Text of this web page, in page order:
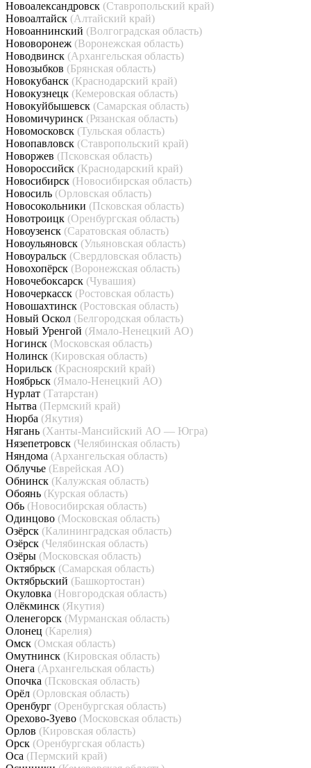
Новоалександровск (Ставропольский край)
Новоалтайск (Алтайский край)
Новоаннинский (Волгоградская область)
Нововоронеж (Воронежская область)
Новодвинск (Архангельская область)
Новозыбков (Брянская область)
Новокубанск (Краснодарский край)
Новокузнецк (Кемеровская область)
Новокуйбышевск (Самарская область)
Новомичуринск (Рязанская область)
Новомосковск (Тульская область)
Новопавловск (Ставропольский край)
Новоржев (Псковская область)
Новороссийск (Краснодарский край)
Новосибирск (Новосибирская область)
Новосиль (Орловская область)
Новосокольники (Псковская область)
Новотроицк (Оренбургская область)
Новоузенск (Саратовская область)
Новоульяновск (Ульяновская область)
Новоуральск (Свердловская область)
Новохопёрск (Воронежская область)
Новочебоксарск (Чувашия)
Новочеркасск (Ростовская область)
Новошахтинск (Ростовская область)
Новый Оскол (Белгородская область)
Новый Уренгой (Ямало-Ненецкий АО)
Ногинск (Московская область)
Нолинск (Кировская область)
Норильск (Красноярский край)
Ноябрьск (Ямало-Ненецкий АО)
Нурлат (Татарстан)
Нытва (Пермский край)
Нюрба (Якутия)
Нягань (Ханты-Мансийский АО — Югра)
Нязепетровск (Челябинская область)
Няндома (Архангельская область)
Облучье (Еврейская АО)
Обнинск (Калужская область)
Обоянь (Курская область)
Обь (Новосибирская область)
Одинцово (Московская область)
Озёрск (Калининградская область)
Озёрск (Челябинская область)
Озёры (Московская область)
Октябрьск (Самарская область)
Октябрьский (Башкортостан)
Окуловка (Новгородская область)
Олёкминск (Якутия)
Оленегорск (Мурманская область)
Олонец (Карелия)
Омск (Омская область)
Омутнинск (Кировская область)
Онега (Архангельская область)
Опочка (Псковская область)
Орёл (Орловская область)
Оренбург (Оренбургская область)
Орехово-Зуево (Московская область)
Орлов (Кировская область)
Орск (Оренбургская область)
Оса (Пермский край)